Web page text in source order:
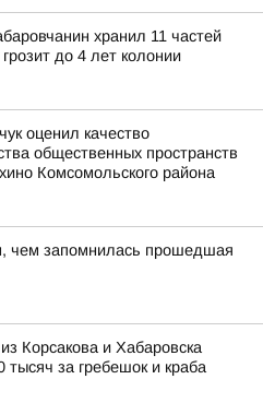
хранил 11 частей
грозит до 4 лет колонии
оценил качество
общественных пространств
Комсомольского района
чем запомнилась прошедшая
Корсакова и Хабаровска
тысяч за гребешок и краба